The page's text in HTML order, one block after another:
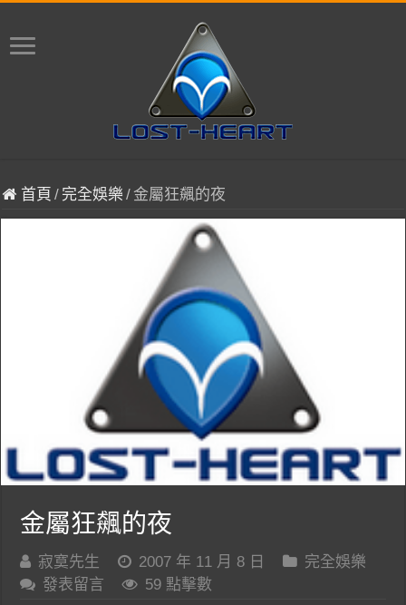
首頁 / 完全娛樂 / 金屬狂飆的夜
金屬狂飆的夜
寂寞先生 2007 年 11 月 8 日
完全娛樂
發表留言
59 點擊數